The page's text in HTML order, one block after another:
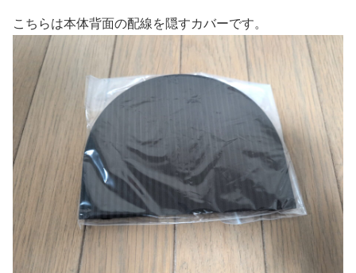
こちらは本体背面の配線を隠すカバーです。